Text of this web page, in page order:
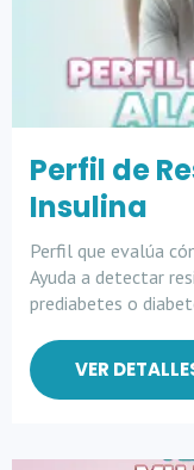
Perfil de
Insulina
Perfil que evalúa
Ayuda a detectar
prediabetes o
VER